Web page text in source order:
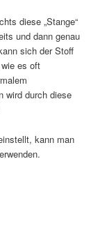
diese „Stange“
und dann genau
sich der Stoff
es oft
wird durch diese
kann man